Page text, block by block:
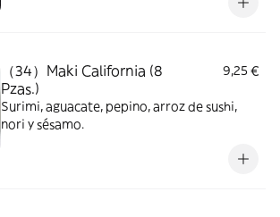
（34）Maki California (8
Pzas.)
9,25 €
Surimi, aguacate, pepino, arroz de sushi,
nori y sésamo.